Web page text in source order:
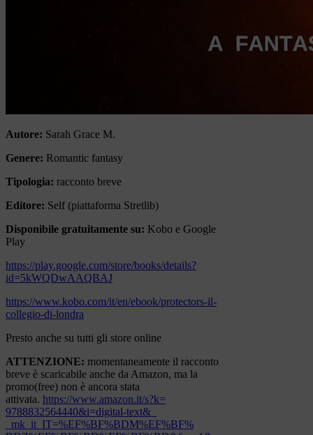
Autore: Sarah Grace M.
Genere: Romantic fantasy
Tipologia: racconto breve
Editore: Self (piattaforma Stretlib)
Disponibile gratuitamente su: Kobo e Google
Play
https://play.google.com/store/books/details?
id=5kWQDwAAQBAJ
https://www.kobo.com/it/en/ebook/protectors-il-
collegio-di-londra
Presto anche su tutti gli store online
ATTENZIONE: momentaneamente il racconto
breve è scaricabile anche da Amazon, ma la
promo(free) non è ancora stata
attivata. https://www.amazon.it/s?k=
9788832564440&i=digital-text&_
_mk_it_IT=%EF%BF%BDM%EF%BF%